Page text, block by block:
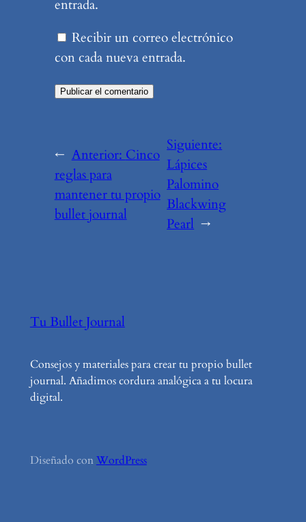
entrada.
Recibir un correo electrónico
con cada nueva entrada.
← Anterior: Cinco
reglas para
mantener tu propio
bullet journal
Siguiente:
Lápices
Palomino
Blackwing
Pearl →
Tu Bullet Journal
Consejos y materiales para crear tu propio bullet
journal. Añadimos cordura analógica a tu locura
digital.
Diseñado conWordPress